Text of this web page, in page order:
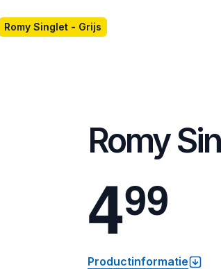
Romy Singlet - Grijs
Romy
499
Productinformatie